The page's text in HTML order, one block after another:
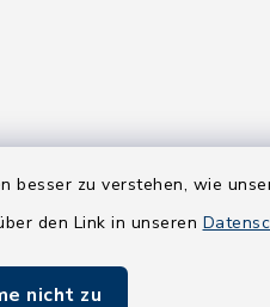
besser zu verstehen, wie
den Link in unseren
nicht zu